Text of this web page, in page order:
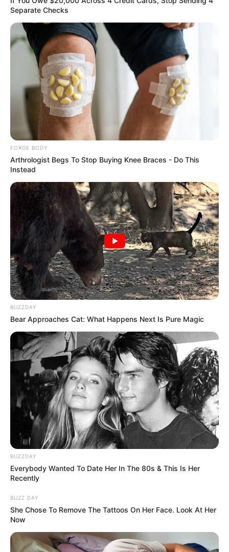
TV Couples Who Would Never Be Together: 9 Is
Just Too Weird
BRAINBERRIES
How Does "Darkest Hour" Spotted Secrets That No
One Knew?
BRAINBERRIES
She Spent A Fortune To Look Like A Modern-Day
Barbie
BRAINBERRIES
Separate Checks
FORGE BODY
Arthrologist Begs To Stop Buying Knee Braces - Do This
Instead
BUZZDAY
Bear Approaches Cat: What Happens Next Is Pure Magic
BUZZDAY
Everybody Wanted To Date Her In The 80s & This Is Her
Recently
BUZZ DAY
She Chose To Remove The Tattoos On Her Face. Look At Her
Now